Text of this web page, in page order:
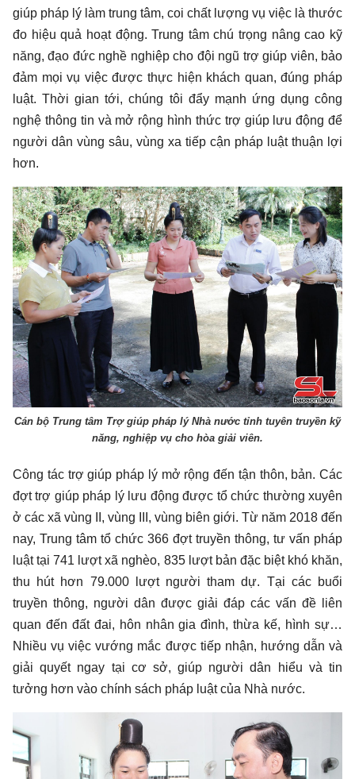
giúp pháp lý làm trung tâm, coi chất lượng vụ việc là thước
đo hiệu quả hoạt động. Trung tâm chú trọng nâng cao kỹ
năng, đạo đức nghề nghiệp cho đội ngũ trợ giúp viên, bảo
đảm mọi vụ việc được thực hiện khách quan, đúng pháp
luật. Thời gian tới, chúng tôi đẩy mạnh ứng dụng công
nghệ thông tin và mở rộng hình thức trợ giúp lưu động để
người dân vùng sâu, vùng xa tiếp cận pháp luật thuận lợi
hơn.
Cán bộ Trung tâm Trợ giúp pháp lý Nhà nước tỉnh tuyên truyền kỹ
năng, nghiệp vụ cho hòa giải viên.
Công tác trợ giúp pháp lý mở rộng đến tận thôn, bản. Các
đợt trợ giúp pháp lý lưu động được tổ chức thường xuyên
ở các xã vùng II, vùng III, vùng biên giới. Từ năm 2018 đến
nay, Trung tâm tổ chức 366 đợt truyền thông, tư vấn pháp
luật tại 741 lượt xã nghèo, 835 lượt bản đặc biệt khó khăn,
thu hút hơn 79.000 lượt người tham dự. Tại các buổi
truyền thông, người dân được giải đáp các vấn đề liên
quan đến đất đai, hôn nhân gia đình, thừa kế, hình sự…
Nhiều vụ việc vướng mắc được tiếp nhận, hướng dẫn và
giải quyết ngay tại cơ sở, giúp người dân hiểu và tin
tưởng hơn vào chính sách pháp luật của Nhà nước.